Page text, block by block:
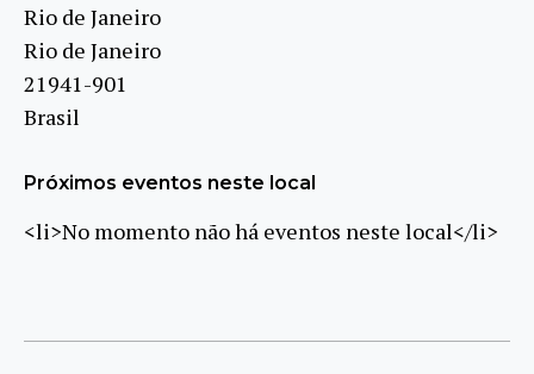
Rio de Janeiro
Rio de Janeiro
21941-901
Brasil
Próximos eventos neste local
<li>No momento não há eventos neste local</li>